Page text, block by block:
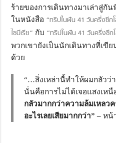
ร้ายของการเดินทางมาเล่าสู่กั
ในหนังสือ “ทริปในฝัน 41 วันครึ่งซีก
ไซบีเรีย” กับ “ทริปในฝัน 41 วันครึ่งซี
พวกเขายังเป็นนักเดินทางที่เขี
ด้วย
“…สิ่งเหล่านี้ทำให้ผมกลัวว่
นั่นคือการไม่ได้เจอแสงเห
กลัวมากกว่าความล้มเหลว
อะไรเลยเสียมากกว่า” – หน้